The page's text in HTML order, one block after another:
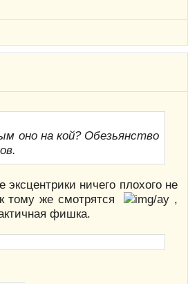
оно на кой? Обезьянство
ничего плохого не
тому же смотрятся
,
фишка.